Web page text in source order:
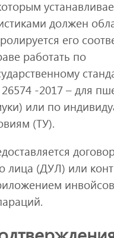
должен
его
работать по
-2017 – для
или по
(ТУ).
лица (ДУЛ) или